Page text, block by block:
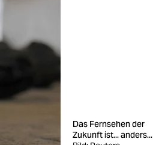
Das Fernsehen der
Zukunft ist... anders...